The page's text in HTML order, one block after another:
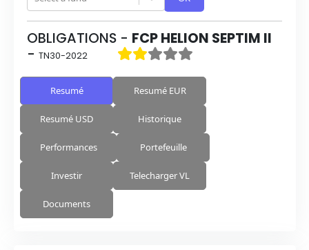
OBLIGATIONS - FCP HELION SEPTIM II
- TN30-2022
Resumé Resumé EUR
Resumé USD Historique
Performances Portefeuille
Investir Telecharger VL
Documents